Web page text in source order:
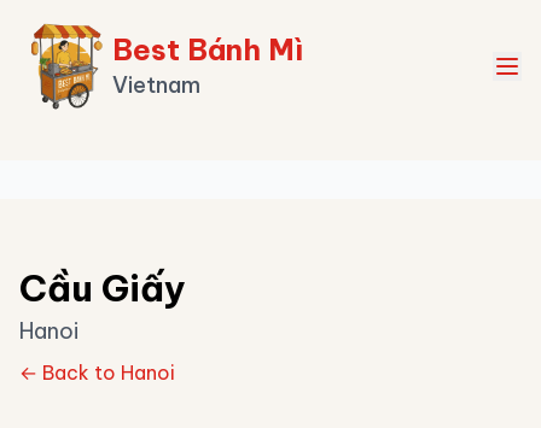
Best Bánh Mì
Vietnam
Cầu Giấy
Hanoi
← Back to Hanoi